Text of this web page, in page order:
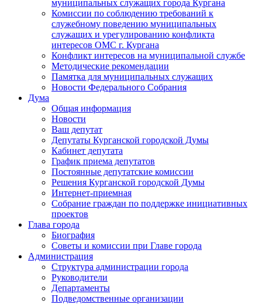
муниципальных служащих города Кургана
Комиссии по соблюдению требований к
служебному поведению муниципальных
служащих и урегулированию конфликта
интересов ОМС г. Кургана
Конфликт интересов на муниципальной службе
Методические рекомендации
Памятка для муниципальных служащих
Новости Федерального Cобрания
Дума
Общая информация
Новости
Ваш депутат
Депутаты Курганской городской Думы
Кабинет депутата
График приема депутатов
Постоянные депутатские комиссии
Решения Курганской городской Думы
Интернет-приемная
Собрание граждан по поддержке инициативных
проектов
Глава города
Биография
Советы и комиссии при Главе города
Администрация
Структура администрации города
Руководители
Департаменты
Подведомственные организации